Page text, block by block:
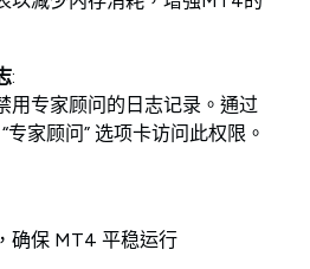
:
用专家顾问的日志记录。通过
“专家顾问” 选项卡访问此权限。
确保 MT4 平稳运行